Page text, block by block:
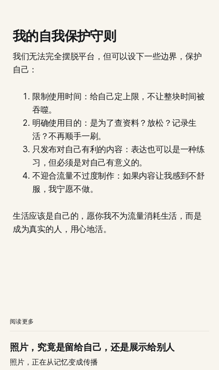
我的自我保护守则
我们无法完全摆脱平台，但可以设下一些边界，保护
自己：
限制使用时间：给自己定上限，不让整块时间被
吞噬。
明确使用目的：是为了查资料？放松？记录生
活？不再顺手一刷。
只发布对自己有利的内容：表达也可以是一种练
习，但必须是对自己有意义的。
不迎合流量不过度制作：如果内容让我感到不舒
服，我宁愿不做。
生活应该是自己的，愿你我不为流量消耗生活，而是
成为真实的人，用心地活。
阅读更多
照片，究竟是留给自己，还是展示给别人
照片，正在从记忆变成传播